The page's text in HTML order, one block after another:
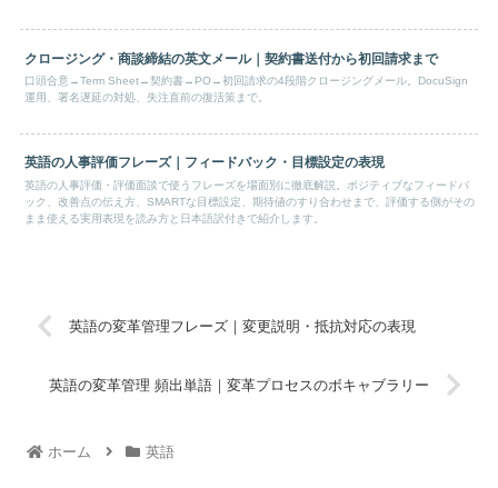
クロージング・商談締結の英文メール｜契約書送付から初回請求まで
口頭合意→Term Sheet→契約書→PO→初回請求の4段階クロージングメール。DocuSign
運用、署名遅延の対処、失注直前の復活策まで。
英語の人事評価フレーズ｜フィードバック・目標設定の表現
英語の人事評価・評価面談で使うフレーズを場面別に徹底解説。ポジティブなフィードバ
ック、改善点の伝え方、SMARTな目標設定、期待値のすり合わせまで、評価する側がその
まま使える実用表現を読み方と日本語訳付きで紹介します。
英語の変革管理フレーズ｜変更説明・抵抗対応の表現
英語の変革管理 頻出単語｜変革プロセスのボキャブラリー
ホーム 英語